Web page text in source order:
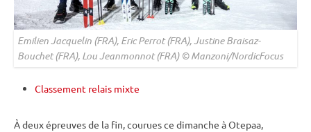
Emilien Jacquelin (FRA), Eric Perrot (FRA), Justine Braisaz-
Bouchet (FRA), Lou Jeanmonnot (FRA) © Manzoni/NordicFocus
Classement relais mixte
À deux épreuves de la fin, courues ce dimanche à Otepaa,